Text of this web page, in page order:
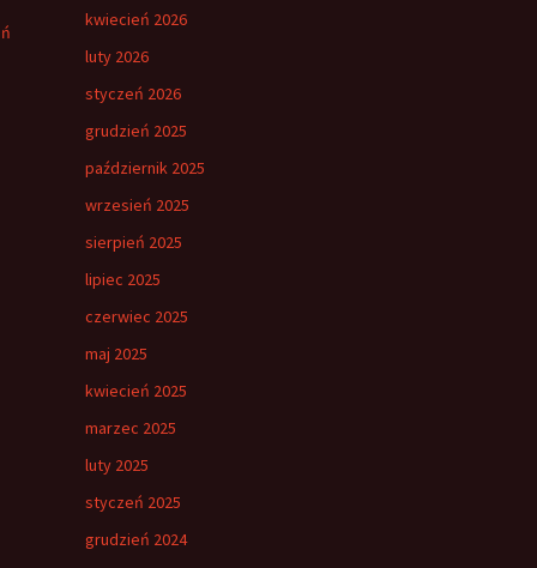
kwiecień 2026
luty 2026
styczeń 2026
grudzień 2025
październik 2025
wrzesień 2025
sierpień 2025
lipiec 2025
czerwiec 2025
maj 2025
kwiecień 2025
marzec 2025
luty 2025
styczeń 2025
grudzień 2024